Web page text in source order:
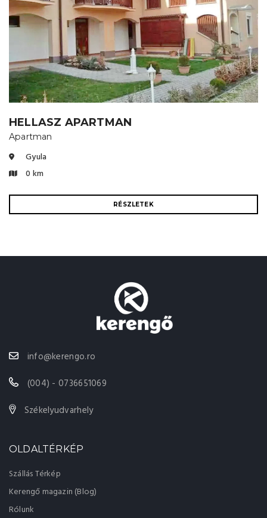
HELLASZ APARTMAN
Apartman
Gyula
0 km
RÉSZLETEK
info@kerengo.ro
(004) - 0736651069
Székelyudvarhely
OLDALTÉRKÉP
Szállás Térkép
Kerengő magazin (Blog)
Rólunk